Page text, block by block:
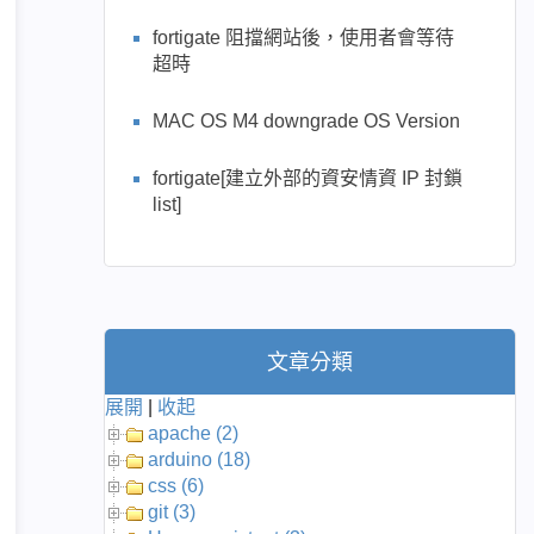
fortigate 阻擋網站後，使用者會等待
超時
MAC OS M4 downgrade OS Version
fortigate[建立外部的資安情資 IP 封鎖
list]
文章分類
展開
收起
apache (2)
arduino (18)
css (6)
git (3)